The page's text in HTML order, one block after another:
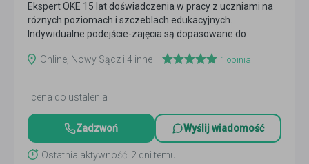
Ekspert OKE 15 lat doświadczenia w pracy z uczniami na
różnych poziomach i szczeblach edukacyjnych.
Indywidualne podejście-zajęcia są dopasowane do
Online, Nowy Sącz i 4 inne
1 opinia
cena do ustalenia
Zadzwoń Wyślij wiadomość
Ostatnia aktywność: 2 dni temu